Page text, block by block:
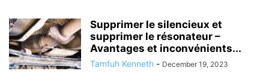
Supprimer le silencieux et
supprimer le résonateur –
Avantages et inconvénients...
Tamfuh Kenneth - December 19, 2023